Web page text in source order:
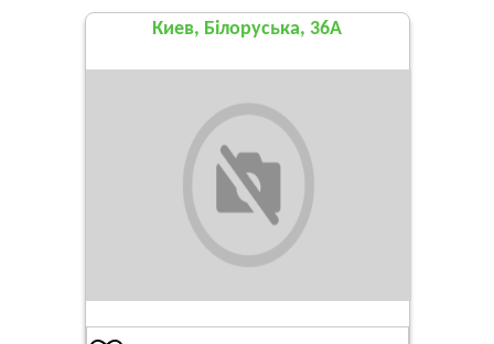
Киев, Білоруська, 36А